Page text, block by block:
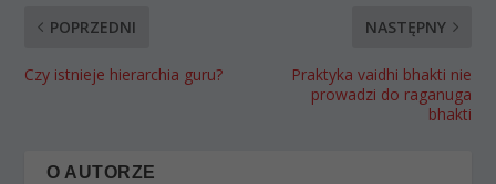
POPRZEDNI
Czy istnieje hierarchia guru?
NASTĘPNY
Praktyka vaidhi bhakti nie
prowadzi do raganuga
bhakti
O AUTORZE